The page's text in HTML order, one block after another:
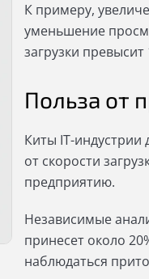
К примеру,
уменьшение
загрузки превысит
Польза от
Киты IT-
от скорости
предприятию.
Независимые
принесет около
наблюдаться